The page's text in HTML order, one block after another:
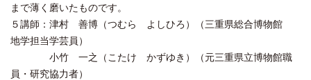
まで薄く磨いたものです。
５講師：津村 善博（つむら よしひろ）（三重県総合博物館
地学担当学芸員）
小竹 一之（こたけ かずゆき）（元三重県立博物館職
員・研究協力者）